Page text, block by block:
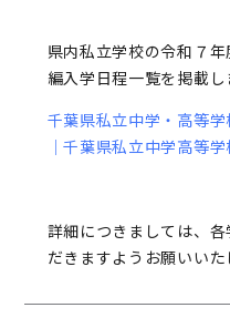
県内私立学校の令和７
編入学日程一覧を掲載し
千葉県私立中学・高等
｜千葉県私立中学高等
詳細につきましては、
だきますようお願いいた